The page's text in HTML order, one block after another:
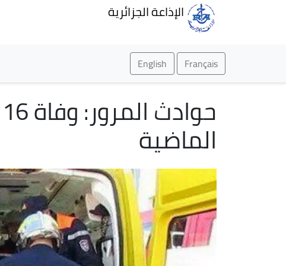
الإذاعة الجزائرية
Français
English
الماضية